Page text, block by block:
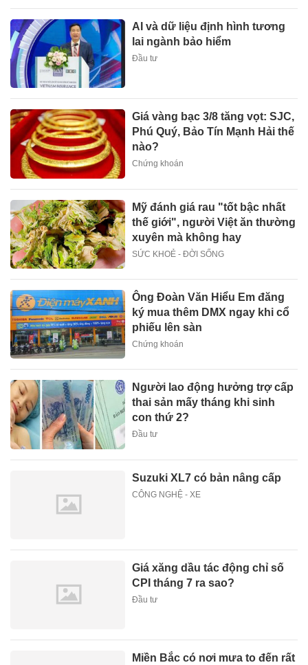
AI và dữ liệu định hình tương
lai ngành bảo hiểm
Đầu tư
Giá vàng bạc 3/8 tăng vọt: SJC,
Phú Quý, Bảo Tín Mạnh Hải thế
nào?
Chứng khoán
Mỹ đánh giá rau "tốt bậc nhất
thế giới", người Việt ăn thường
xuyên mà không hay
SỨC KHOẺ - ĐỜI SỐNG
Ông Đoàn Văn Hiểu Em đăng
ký mua thêm DMX ngay khi cổ
phiếu lên sàn
Chứng khoán
Người lao động hưởng trợ cấp
thai sản mấy tháng khi sinh
con thứ 2?
Đầu tư
Suzuki XL7 có bản nâng cấp
CÔNG NGHỆ - XE
Giá xăng dầu tác động chỉ số
CPI tháng 7 ra sao?
Đầu tư
Miền Bắc có nơi mưa to đến rất